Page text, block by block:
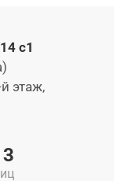
с1
этаж,